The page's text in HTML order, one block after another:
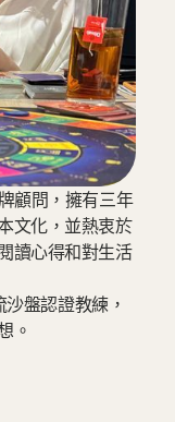
顧問，擁有三年
文化，並熱衷於
讀心得和對生活
盤認證教練，
。